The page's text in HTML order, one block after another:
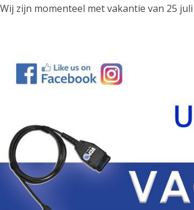
Wij zijn momenteel met vakantie van 25
inhoud